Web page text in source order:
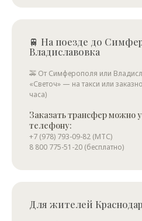
🚆 На поезде до
Владиславовка
🚕 От Симферополя или
«Светоч» — на такси или
часа)
Заказать трансфер можно
телефону:
+7 (978) 793-09-82 (МТС)
8 800 775-51-20 (бесплатно)
Для жителей